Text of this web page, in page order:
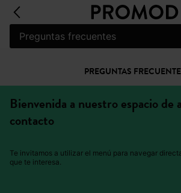
Preguntas frecuentes
PREGUNTAS
Bienvenida a nuestro espacio de
contacto
Te invitamos a utilizar el menú para navegar directamente en la sección
que te interesa.